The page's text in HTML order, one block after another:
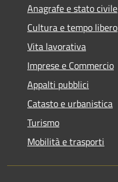
Anagrafe e stato civile
Cultura e tempo libero
Vita lavorativa
Imprese e Commercio
Appalti pubblici
Catasto e urbanistica
Turismo
Mobilità e trasporti